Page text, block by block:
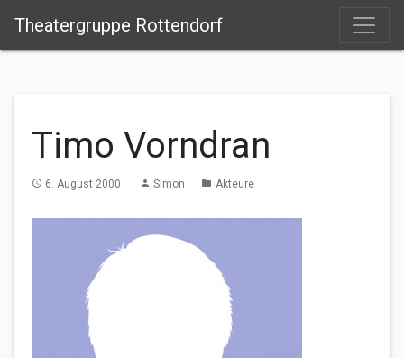
Theatergruppe Rottendorf
Timo Vorndran
access_time 6. August 2000 person Simon folder Akteure